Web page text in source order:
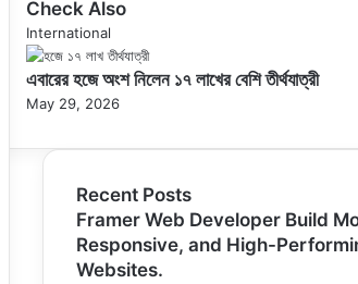
Check Also
Close
International
এবারের হজে অংশ নিলেন ১৭ লাখের বেশি তীর্থযাত্রী
May 29, 2026
Recent Posts
Framer Web Developer Build
Responsive, and High-
Websites.